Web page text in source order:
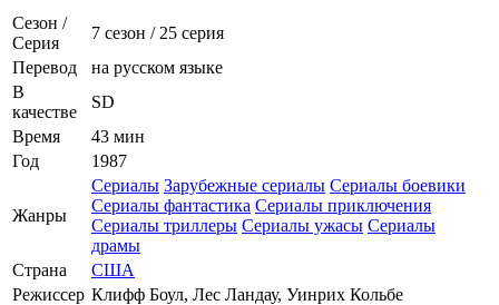
Сезон /
Серия
7 сезон / 25 серия
Перевод
на русском языке
В
качестве
SD
Время
43 мин
Год
1987
Жанры
Сериалы Зарубежные сериалы Сериалы боевики
Сериалы фантастика Сериалы приключения
Сериалы триллеры Сериалы ужасы Сериалы
драмы
Страна
США
Режиссер Клифф Боул, Лес Ландау, Уинрих Кольбе